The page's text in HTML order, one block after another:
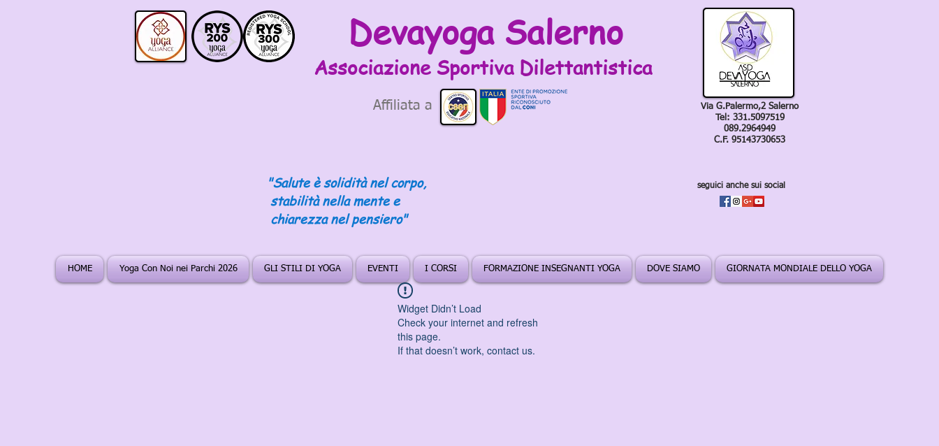
Devayoga Salerno
Associazione Sportiva Dilettantistica
Affiliata a
"Salute è solidità nel corpo,
stabilità nella mente e
chiarezza nel pensiero"
Via G.Palermo,2 Salerno
Tel: 331.5097519
089.2964949
C.F. 95143730653
seguici anche sui social
HOME Yoga Con Noi nei Parchi 2026 GLI STILI DI YOGA EVENTI I CORSI FORMAZIONE INSEGNANTI YOGA DOVE SIAMO GIORNATA MONDIALE DELLO YOGA
Widget Didn’t Load
Check your internet and refresh
this page.
If that doesn’t work, contact us.